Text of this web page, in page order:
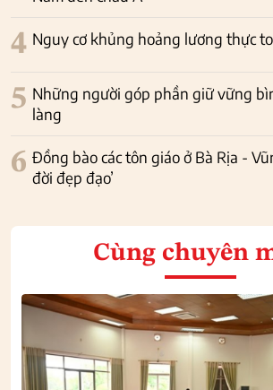
4 Nguy cơ khủng hoảng lương thực
5 Những người góp phần giữ vững
làng
6 Đồng bào các tôn giáo ở Bà Rịa -
đời đẹp đạo’
Cùng chuyên